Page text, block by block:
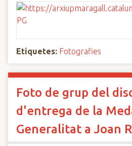
Etiquetes: Fotografies
Foto de grup del
d'entrega de la
Generalitat a Joan